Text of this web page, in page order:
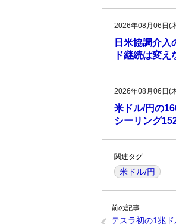
2026年08月06日(
日米協調介
ド継続は変
2026年08月06日(
米ドル/円の
シーリング
関連タグ
米ドル/円
前の記事
テスラ初の1兆